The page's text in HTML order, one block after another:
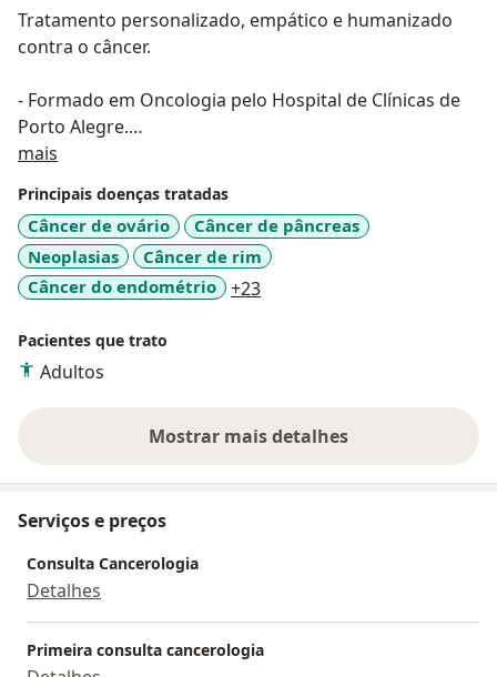
Tratamento personalizado, empático e humanizado
contra o câncer.
- Formado em Oncologia pelo Hospital de Clínicas de
Porto Alegre.
- Observership no Mass General Hospital/ Harvard
Atendimentos na clínica VenceOnco em Itajaí e
Hospital Unimed Litoral
mais
Principais doenças tratadas
Câncer de ovário
Câncer de pâncreas
Neoplasias
Câncer de rim
Câncer do endométrio
+23a11y_sr_more_diseases
Pacientes que trato
Adultos
Mostrar mais detalhes
sobre a experiência
Serviços e preços
Consulta Cancerologia
Detalhes
Primeira consulta cancerologia